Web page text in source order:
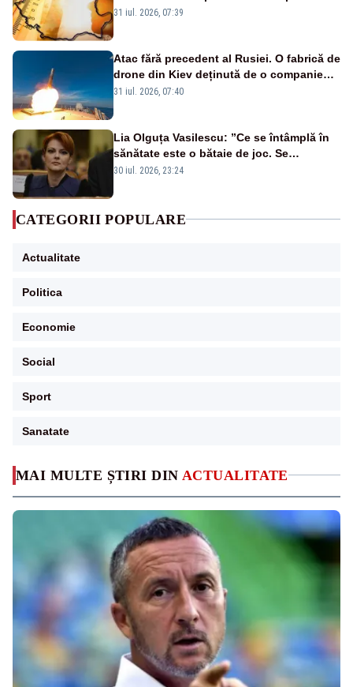
MAI MULTE ȘTIRI DIN ACTUALITATE
de grade, iar nopțile devin tropicale
31 iul. 2026, 07:39
Atac fără precedent al Rusiei. O fabrică de
drone din Kiev deținută de o companie
americană, distrusă de o rachetă
31 iul. 2026, 07:40
Lia Olguța Vasilescu: ”Ce se întâmplă în
sănătate este o bătaie de joc. Se
guvernează extraordinar de prost”
30 iul. 2026, 23:24
CATEGORII POPULARE
Actualitate
Politica
Economie
Social
Sport
Sanatate